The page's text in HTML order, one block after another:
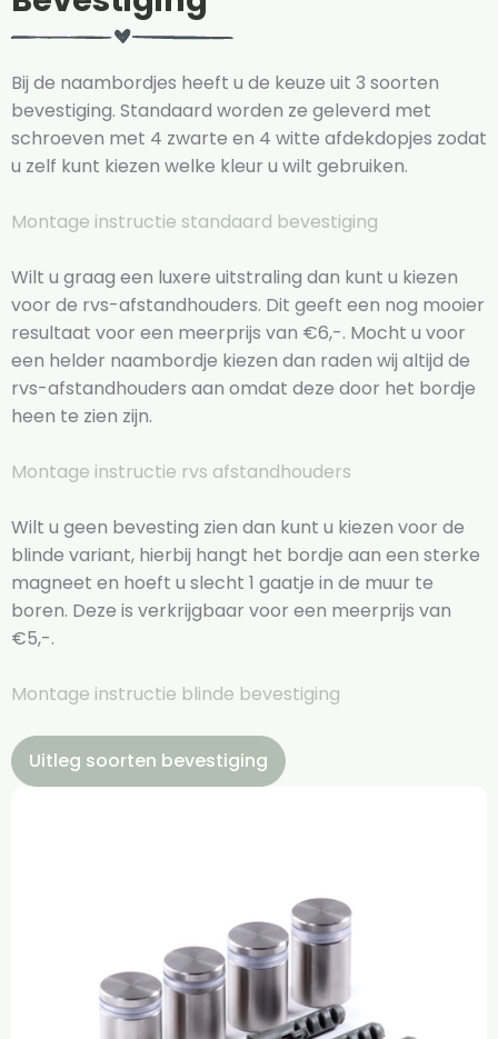
Bij de naambordjes heeft u de keuze uit 3 soorten
bevestiging. Standaard worden ze geleverd met
schroeven met 4 zwarte en 4 witte afdekdopjes zodat
u zelf kunt kiezen welke kleur u wilt gebruiken.
Montage instructie standaard bevestiging
Wilt u graag een luxere uitstraling dan kunt u kiezen
voor de rvs-afstandhouders. Dit geeft een nog mooier
resultaat voor een meerprijs van €6,-. Mocht u voor
een helder naambordje kiezen dan raden wij altijd de
rvs-afstandhouders aan omdat deze door het bordje
heen te zien zijn.
Montage instructie rvs afstandhouders
Wilt u geen bevesting zien dan kunt u kiezen voor de
blinde variant, hierbij hangt het bordje aan een sterke
magneet en hoeft u slecht 1 gaatje in de muur te
boren. Deze is verkrijgbaar voor een meerprijs van
€5,-.
Montage instructie blinde bevestiging
Uitleg soorten bevestiging